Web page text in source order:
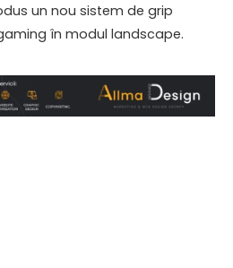
un nou sistem de grip
în modul landscape.